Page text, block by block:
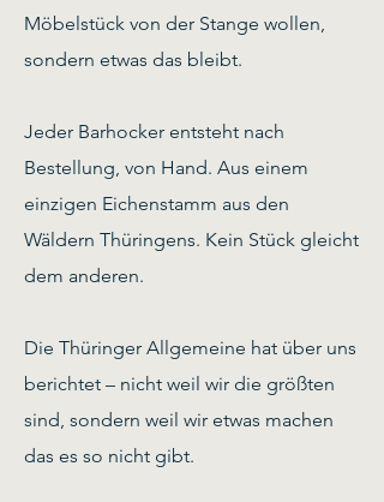
Möbelstück von der Stange wollen,
sondern etwas das bleibt.
Jeder Barhocker entsteht nach
Bestellung, von Hand. Aus einem
einzigen Eichenstamm aus den
Wäldern Thüringens. Kein Stück gleicht
dem anderen.
Die Thüringer Allgemeine hat über uns
berichtet – nicht weil wir die größten
sind, sondern weil wir etwas machen
das es so nicht gibt.